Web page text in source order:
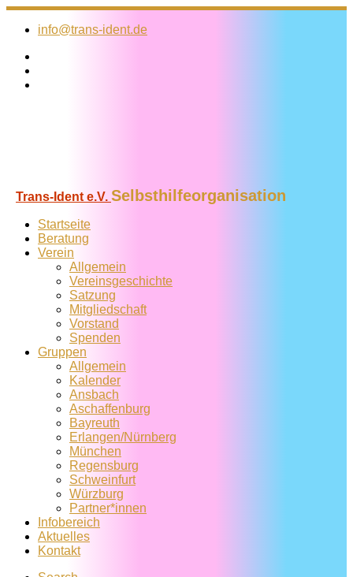
Zum
Inhalt
info@trans-ident.de
Trans-Ident e.V. Selbsthilfeorganisation
Startseite
Beratung
Verein
Allgemein
Vereins­geschichte
Satzung
Mitglied­schaft
Vorstand
Spenden
Gruppen
Allgemein
Kalender
Ansbach
Aschaffenburg
Bayreuth
Erlangen/Nürnberg
München
Regensburg
Schweinfurt
Würzburg
Partner*innen
Infobereich
Aktuelles
Kontakt